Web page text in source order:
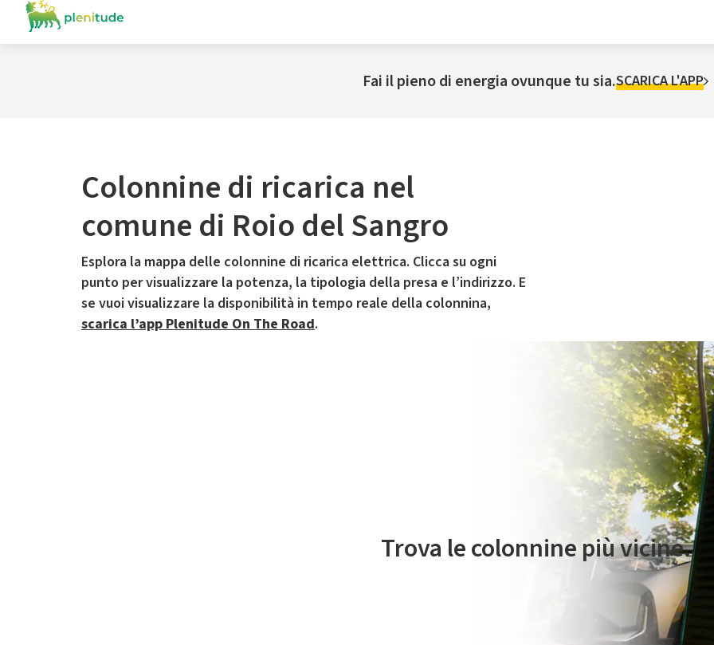
Fai il pieno di energia ovunque tu sia.SCARICA L'APP
Colonnine di ricarica nel
comune di Roio del Sangro
Esplora la mappa delle colonnine di ricarica elettrica. Clicca su ogni
punto per visualizzare la potenza, la tipologia della presa e l’indirizzo. E
se vuoi visualizzare la disponibilità in tempo reale della colonnina,
scarica l’app Plenitude On The Road.
Il servizio di mobilità elettrica è gestito da Plenitude On The Road
Trova le colonnine più vicine.